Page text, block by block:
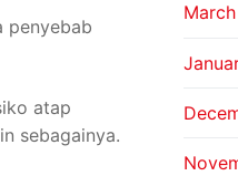
penyebab
atap
sebagainya.